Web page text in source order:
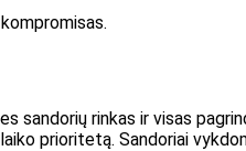
sandorių rinkas ir visas
prioritetą. Sandoriai